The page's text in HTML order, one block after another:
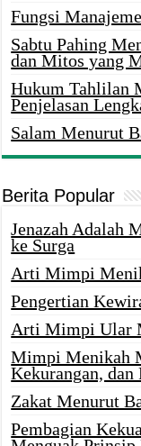
Fungsi
Sabtu Pahing
dan Mitos yang
Hukum Tahlilan
Penjelasan
Salam Menurut
Berita Popular
Jenazah Adalah
ke Surga
Arti Mimpi
Pengertian
Arti Mimpi Ular
Mimpi Menikah
Kekurangan, dan
Zakat Menurut
Pembagian